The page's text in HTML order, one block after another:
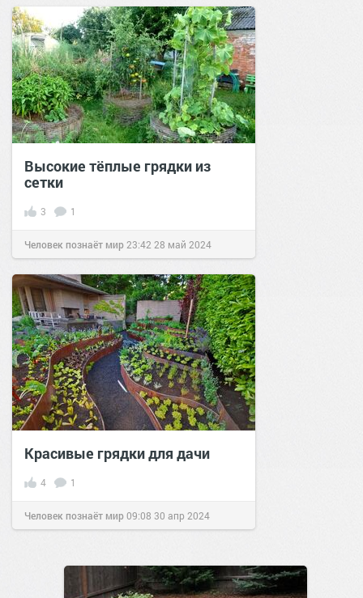
Высокие тёплые грядки из
сетки
3 1
Человек познаёт мир 23:42 28 май 2024
Красивые грядки для дачи
4 1
Человек познаёт мир09:08 30 апр 2024